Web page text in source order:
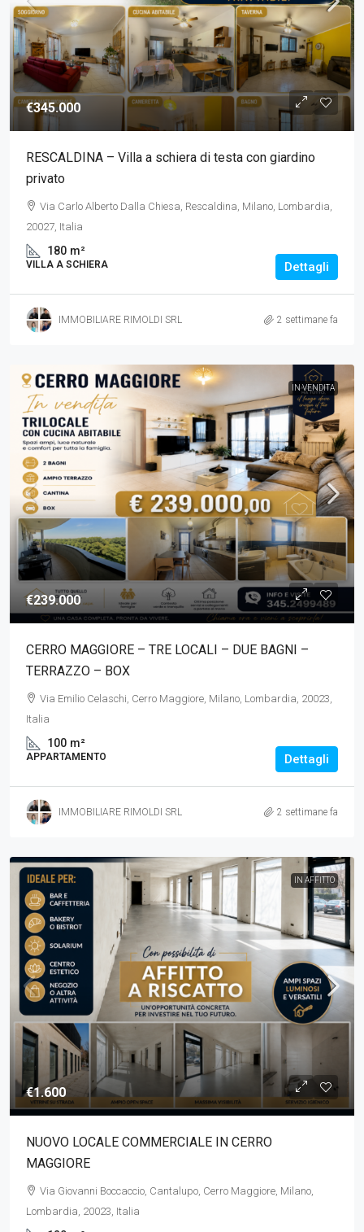
€345.000
RESCALDINA – Villa a schiera di testa con giardino
privato
Via Carlo Alberto Dalla Chiesa, Rescaldina, Milano, Lombardia,
20027, Italia
180 m²
VILLA A SCHIERA Dettagli
IMMOBILIARE RIMOLDI SRL 2 settimane fa
IN VENDITA
€239.000
CERRO MAGGIORE – TRE LOCALI – DUE BAGNI –
TERRAZZO – BOX
Via Emilio Celaschi, Cerro Maggiore, Milano, Lombardia, 20023,
Italia
100 m²
APPARTAMENTO Dettagli
IMMOBILIARE RIMOLDI SRL 2 settimane fa
IN AFFITTO
€1.600
NUOVO LOCALE COMMERCIALE IN CERRO
MAGGIORE
Via Giovanni Boccaccio, Cantalupo, Cerro Maggiore, Milano,
Lombardia, 20023, Italia